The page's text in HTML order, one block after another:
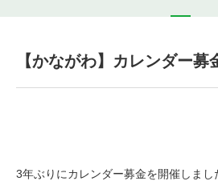
【かながわ】カレンダー
3年ぶりにカレンダー募金を開催しま